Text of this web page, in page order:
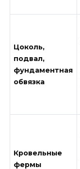
Цоколь,
подвал,
фундаментная
обвязка
Кровельные
фермы